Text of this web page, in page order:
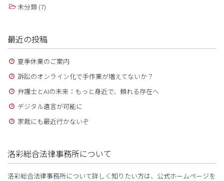
未分類 (7)
最近の投稿
夏季休業のご案内
訴訟のオンライン化で手作業が増えてないか？
弁護士とAIの未来：もっと身近で、頼れる存在へ
デジタル遺言が可能に
家裁にも最近行かないぞ
洛彩総合法律事務所について
洛彩総合法律事務所について詳しく知りたい方は、公式ホームページを